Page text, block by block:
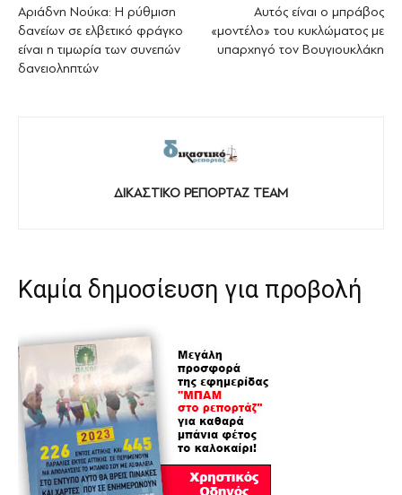
Αριάδνη Νούκα: Η ρύθμιση
δανείων σε ελβετικό φράγκο
είναι η τιμωρία των συνεπών
δανειοληπτών
Αυτός είναι ο μπράβος
«μοντέλο» του κυκλώματος με
υπαρχηγό τον Βουγιουκλάκη
ΔΙΚΑΣΤΙΚΟ ΡΕΠΟΡΤΑΖ TEAM
Καμία δημοσίευση για προβολή